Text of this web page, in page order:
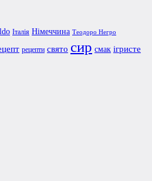
Італія Німеччина Теодоро Негро
рецепти свято сир смак ігристе